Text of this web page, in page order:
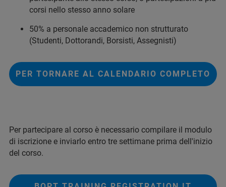
corsi nello stesso anno solare
50% a personale accademico non strutturato
(Studenti, Dottorandi, Borsisti, Assegnisti)
PER TORNARE AL CALENDARIO COMPLETO
Per partecipare al corso è necessario compilare il modulo
di iscrizione e inviarlo entro tre settimane prima dell'inizio
del corso.